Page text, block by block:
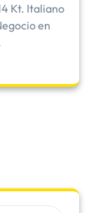
Kt. Italiano
en